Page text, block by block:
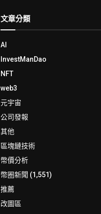
文章分類
AI
InvestManDao
NFT
web3
元宇宙
公司發報
其他
區塊鏈技術
幣價分析
幣圈新聞 (1,551)
推薦
改圖區